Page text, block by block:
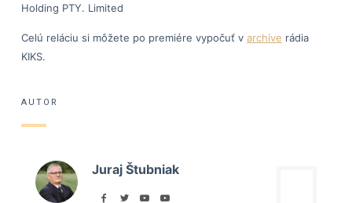
Holding PTY. Limited
Celú reláciu si môžete po premiére vypočuť v archíve rádia
KIKS.
AUTOR
Juraj Štubniak